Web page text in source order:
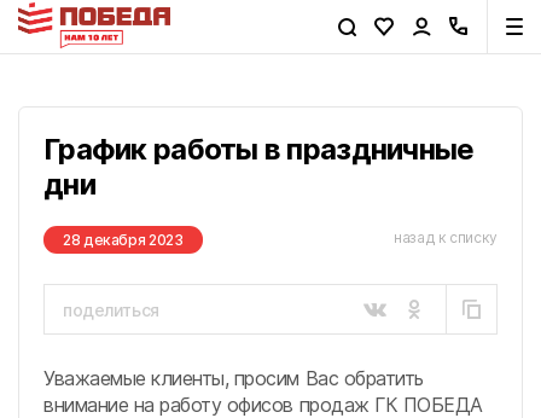
вечером
завтра
График работы в праздничные
дни
назад к списку
28 декабря 2023
поделиться
Уважаемые клиенты, просим Вас обратить
внимание на работу офисов продаж ГК ПОБЕДА